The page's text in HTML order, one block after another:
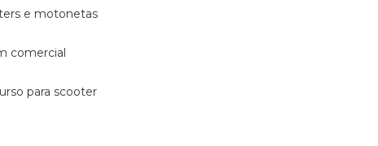
e motonetas
comercial
curso para scooter